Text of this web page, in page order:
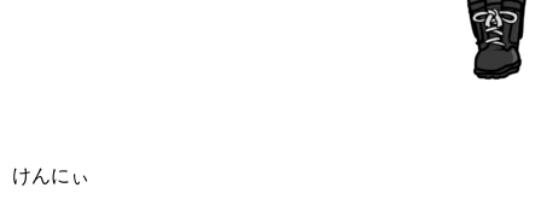
けんにぃ